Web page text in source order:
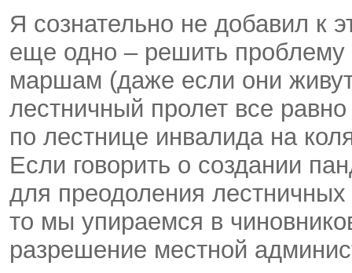
Я сознательно не добавил к
еще одно – решить
маршам (даже если они
лестничный пролет все
по лестнице инвалида на
Если говорить о создании
для преодоления
то мы упираемся в
разрешение местной